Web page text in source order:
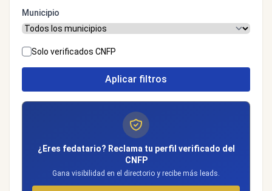
Municipio
Solo verificados CNFP
Aplicar filtros
¿Eres fedatario? Reclama tu perfil verificado del
CNFP
Gana visibilidad en el directorio y recibe más leads.